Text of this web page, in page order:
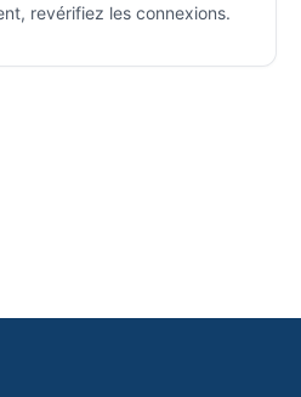
revérifiez les connexions.